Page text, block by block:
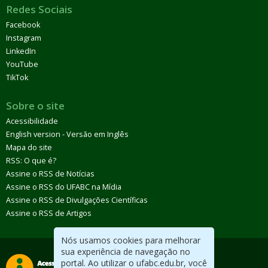
Nós usamos cookies para melhorar
sua experiência de navegação no
portal. Ao utilizar o ufabc.edu.br, você
Redes Sociais
Facebook
Instagram
LinkedIn
YouTube
TikTok
Sobre o site
Acessibilidade
English version - Versão em Inglês
Mapa do site
RSS: O que é?
Assine o RSS de Notícias
Assine o RSS do UFABC na Mídia
Assine o RSS de Divulgações Científicas
Assine o RSS de Artigos